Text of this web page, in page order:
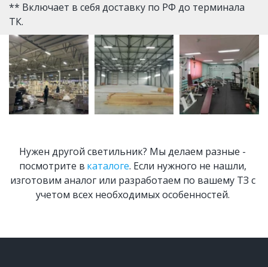
** Включает в себя доставку по РФ до терминала
ТК.
Нужен другой светильник? Мы делаем разные -
посмотрите в каталоге. Если нужного не нашли,
изготовим аналог или разработаем по вашему ТЗ с
учетом всех необходимых особенностей.